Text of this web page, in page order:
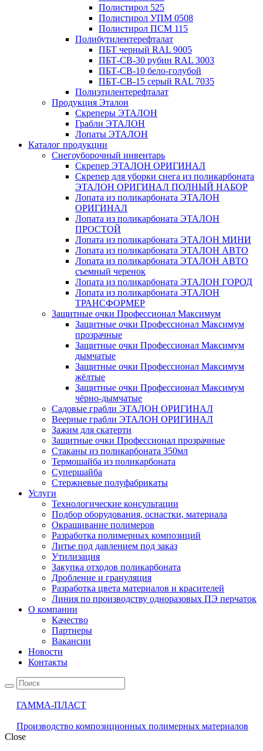
Полистирол 525
Полистирол УПМ 0508
Полистирол ПСМ 115
Полибутилентерефталат
ПБТ черный RAL 9005
ПБТ-СВ-30 рубин RAL 3003
ПБТ-СВ-10 бело-голубой
ПБТ-СВ-15 серый RAL 7035
Полиэтилентерефталат
Продукция Эталон
Скреперы ЭТАЛОН
Грабли ЭТАЛОН
Лопаты ЭТАЛОН
Каталог продукции
Снегоуборочный инвентарь
Скрепер ЭТАЛОН ОРИГИНАЛ
Скрепер для уборки снега из поликарбоната
ЭТАЛОН ОРИГИНАЛ ПОЛНЫЙ НАБОР
Лопата из поликарбоната ЭТАЛОН
ОРИГИНАЛ
Лопата из поликарбоната ЭТАЛОН
ПРОСТОЙ
Лопата из поликарбоната ЭТАЛОН МИНИ
Лопата из поликарбоната ЭТАЛОН АВТО
Лопата из поликарбоната ЭТАЛОН АВТО
съемный черенок
Лопата из поликарбоната ЭТАЛОН ГОРОД
Лопата из поликарбоната ЭТАЛОН
ТРАНСФОРМЕР
Защитные очки Профессионал Максимум
Защитные очки Профессионал Максимум
прозрачные
Защитные очки Профессионал Максимум
дымчатые
Защитные очки Профессионал Максимум
жёлтые
Защитные очки Профессионал Максимум
чёрно-дымчатые
Садовые грабли ЭТАЛОН ОРИГИНАЛ
Веерные грабли ЭТАЛОН ОРИГИНАЛ
Зажим для скатерти
Защитные очки Профессионал прозрачные
Стаканы из поликарбоната 350мл
Термошайба из поликарбоната
Супершайба
Стержневые полуфабрикаты
Услуги
Технологические консультации
Подбор оборудования, оснастки, материала
Окрашивание полимеров
Разработка полимерных композиций
Литье под давлением под заказ
Утилизация
Закупка отходов поликарбоната
Дробление и грануляция
Разработка цвета материалов и красителей
Линия по производству одноразовых ПЭ перчаток
О компании
Качество
Партнеры
Вакансии
Новости
Контакты
ГАММА-ПЛАСТ
Производство композиционных полимерных материалов
Close